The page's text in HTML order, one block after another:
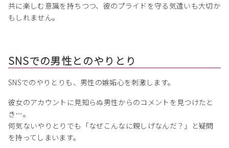
共に楽しむ意識を持ちつつ、彼のプライドを守る気遣いも大切か
もしれません。
SNSでの男性とのやりとり
SNSでのやりとりも、男性の嫉妬心を刺激します。
彼女のアカウントに見知らぬ男性からのコメントを見つけたと
き…。
何気ないやりとりでも「なぜこんなに親しげなんだ？」と疑問
を持ってしまいます。